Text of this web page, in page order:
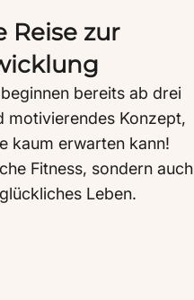
Reise zur
bereits ab drei
motivierendes Konzept,
kaum erwarten kann!
Fitness, sondern auch
Leben.